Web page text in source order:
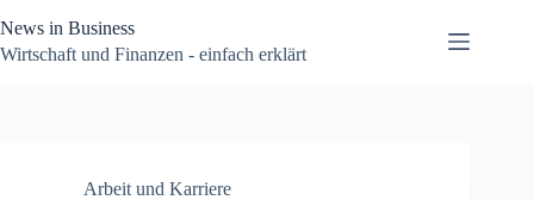
Inhalt
springen
News in Business
Wirtschaft und Finanzen - einfach erklärt
Arbeit und Karriere